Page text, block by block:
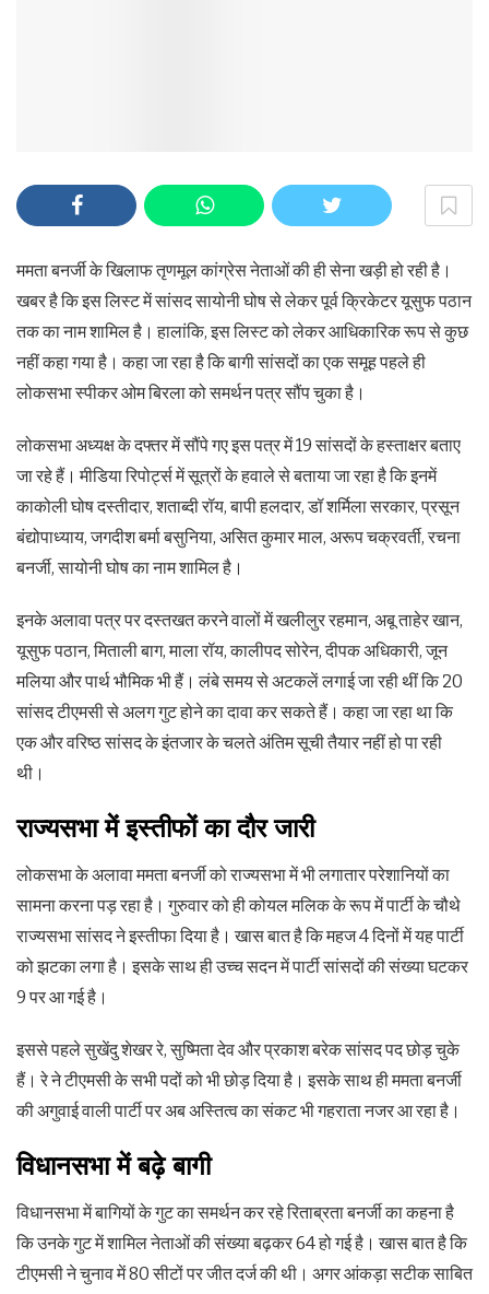
ममता बनर्जी के खिलाफ तृणमूल कांग्रेस नेताओं की ही सेना खड़ी हो रही है।
खबर है कि इस लिस्ट में सांसद सायोनी घोष से लेकर पूर्व क्रिकेटर यूसुफ पठान
तक का नाम शामिल है। हालांकि, इस लिस्ट को लेकर आधिकारिक रूप से कुछ
नहीं कहा गया है। कहा जा रहा है कि बागी सांसदों का एक समूह पहले ही
लोकसभा स्पीकर ओम बिरला को समर्थन पत्र सौंप चुका है।
लोकसभा अध्यक्ष के दफ्तर में सौंपे गए इस पत्र में 19 सांसदों के हस्ताक्षर बताए
जा रहे हैं। मीडिया रिपोर्ट्स में सूत्रों के हवाले से बताया जा रहा है कि इनमें
काकोली घोष दस्तीदार, शताब्दी रॉय, बापी हलदार, डॉ शर्मिला सरकार, प्रसून
बंद्योपाध्याय, जगदीश बर्मा बसुनिया, असित कुमार माल, अरूप चक्रवर्ती, रचना
बनर्जी, सायोनी घोष का नाम शामिल है।
इनके अलावा पत्र पर दस्तखत करने वालों में खलीलुर रहमान, अबू ताहेर खान,
यूसुफ पठान, मिताली बाग, माला रॉय, कालीपद सोरेन, दीपक अधिकारी, जून
मलिया और पार्थ भौमिक भी हैं। लंबे समय से अटकलें लगाई जा रही थीं कि 20
सांसद टीएमसी से अलग गुट होने का दावा कर सकते हैं। कहा जा रहा था कि
एक और वरिष्ठ सांसद के इंतजार के चलते अंतिम सूची तैयार नहीं हो पा रही
थी।
राज्यसभा में इस्तीफों का दौर जारी
लोकसभा के अलावा ममता बनर्जी को राज्यसभा में भी लगातार परेशानियों का
सामना करना पड़ रहा है। गुरुवार को ही कोयल मलिक के रूप में पार्टी के चौथे
राज्यसभा सांसद ने इस्तीफा दिया है। खास बात है कि महज 4 दिनों में यह पार्टी
को झटका लगा है। इसके साथ ही उच्च सदन में पार्टी सांसदों की संख्या घटकर
9 पर आ गई है।
इससे पहले सुखेंदु शेखर रे, सुष्मिता देव और प्रकाश बरेक सांसद पद छोड़ चुके
हैं। रे ने टीएमसी के सभी पदों को भी छोड़ दिया है। इसके साथ ही ममता बनर्जी
की अगुवाई वाली पार्टी पर अब अस्तित्व का संकट भी गहराता नजर आ रहा है।
विधानसभा में बढ़े बागी
विधानसभा में बागियों के गुट का समर्थन कर रहे रिताब्रता बनर्जी का कहना है
कि उनके गुट में शामिल नेताओं की संख्या बढ़कर 64 हो गई है। खास बात है कि
टीएमसी ने चुनाव में 80 सीटों पर जीत दर्ज की थी। अगर आंकड़ा सटीक साबित